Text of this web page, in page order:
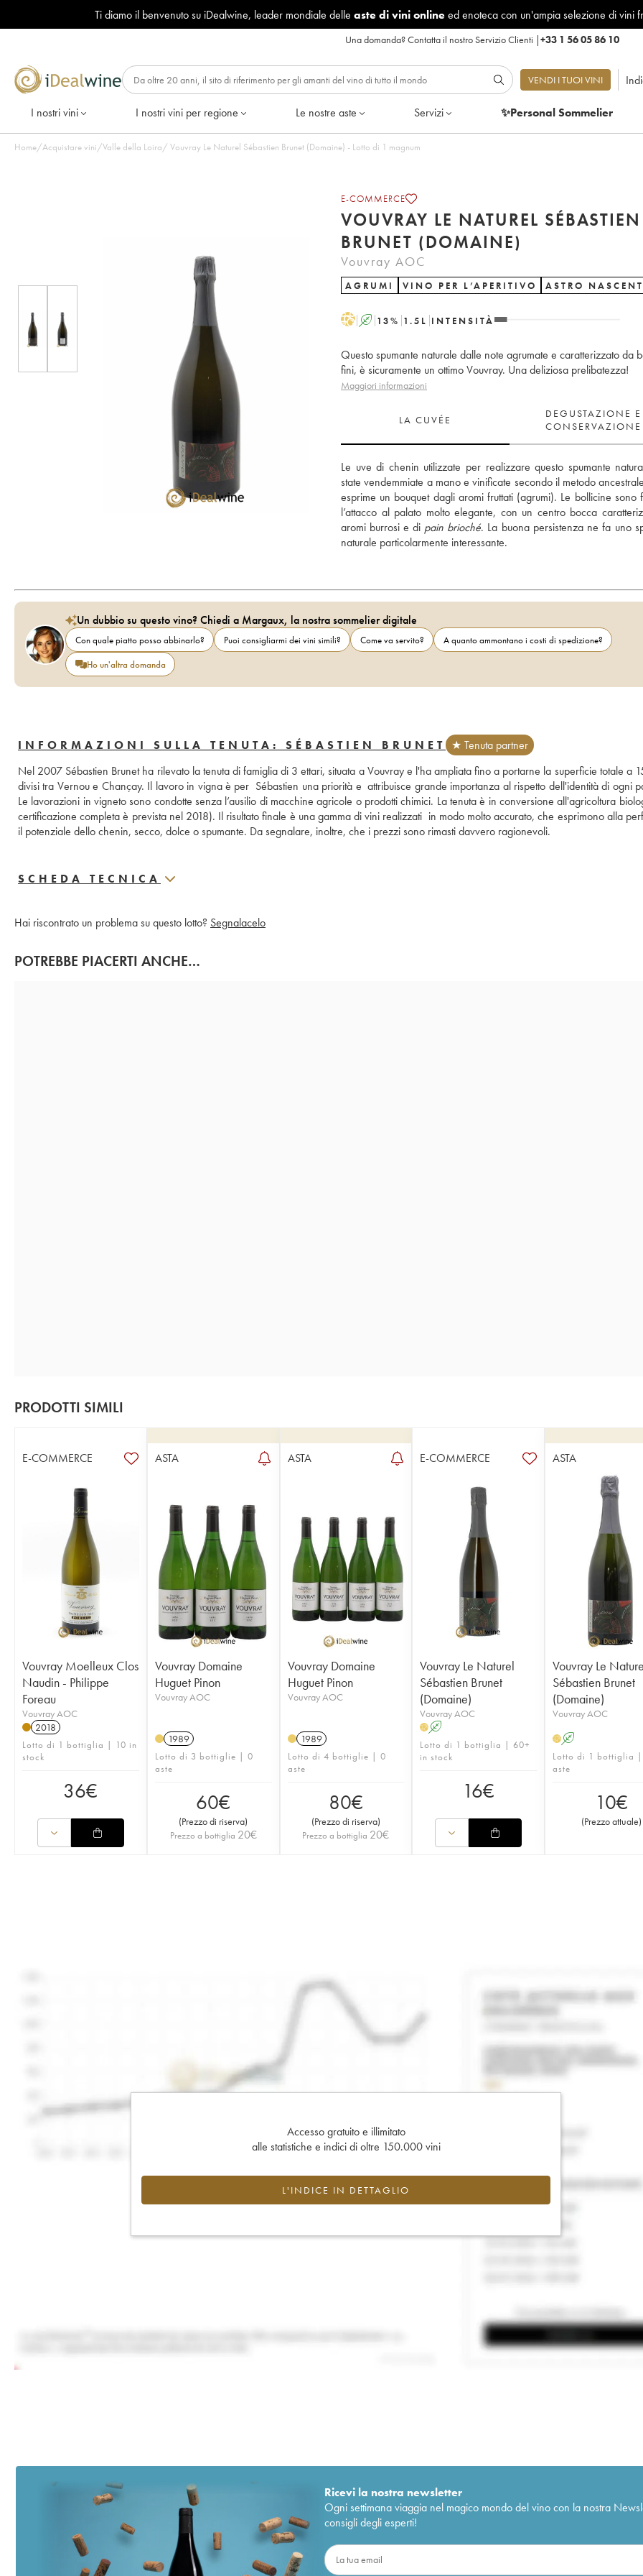
Ti diamo il benvenuto su iDealwine, leader mondiale delle aste di vini onlineed enoteca con un'ampia selezione di vini
Una domanda?Contatta il nostro Servizio Clienti |+33 1 56 05 86 10
VENDI I TUOI VINI
I nostri vini I nostri vini per regione Le nostre aste Servizi ✨Personal Sommelier
Home/Acquistare vini/Valle della Loira/ Vouvray Le Naturel Sébastien Brunet (Domaine) - Lotto di 1 magnum
E-COMMERCE
VOUVRAY LE NATUREL SÉBASTIEN
BRUNET (DOMAINE)
Vouvray AOC
AGRUMI VINO PER L’APERITIVO ASTRO
H A 13% 1.5 L INTENSITÀ
Questo spumante naturale dalle note agrumate e caratterizzato da
fini, è sicuramente un ottimo Vouvray. Una deliziosa prelibatezza!
Maggiori informazioni
LA CUVÉE
DEGUSTAZIONE E
CONSERVAZIONE
Le uve di chenin utilizzate per realizzare questo spumante
state vendemmiate a mano e vinificate secondo il metodo
esprime un bouquet dagli aromi fruttati (agrumi). Le bollicine sono
l’attacco al palato molto elegante, con un centro bocca
aromi burrosi e di pain brioché. La buona persistenza ne fa uno
naturale particolarmente interessante.
Un dubbio su questo vino? Chiedi a Margaux, la nostra sommelier digitale
Con quale piatto posso abbinarlo? Puoi consigliarmi dei vini simili? Come va servito?
A quanto ammontano i costi di spedizione?
Ho un'altra domanda
INFORMAZIONI SULLA TENUTA: SÉBASTIEN BRUNET
★ Tenuta partner
Nel 2007 Sébastien Brunet ha rilevato la tenuta di famiglia di 3 ettari, situata a Vouvray e l'ha ampliata fino a portarne la superficie totale a
divisi tra Vernou e Chançay. Il lavoro in vigna è per  Sébastien una priorità e  attribuisce grande importanza al rispetto dell'identità di ogni
Le lavorazioni in vigneto sono condotte senza l’ausilio di macchine agricole o prodotti chimici. La tenuta è in conversione all'agricoltura
certificazione completa è prevista nel 2018). Il risultato finale è una gamma di vini realizzati  in modo molto accurato, che esprimono alla
il potenziale dello chenin, secco, dolce o spumante. Da segnalare, inoltre, che i prezzi sono rimasti davvero ragionevoli.
SCHEDA TECNICA
Hai riscontrato un problema su questo lotto? Segnalacelo
POTREBBE PIACERTI ANCHE…
PRODOTTI SIMILI
E-COMMERCE
Vouvray Moelleux Clos
Naudin - Philippe
Foreau
Vouvray AOC
2018
Lotto di 1 bottiglia | 10 in
stock
36€
ASTA
Vouvray Domaine
Huguet Pinon
Vouvray AOC
1989
Lotto di 3 bottiglie | 0
aste
60€
(Prezzo di riserva)
Prezzo a bottiglia 20€
ASTA
Vouvray Domaine
Huguet Pinon
Vouvray AOC
1989
Lotto di 4 bottiglie | 0
aste
80€
(Prezzo di riserva)
Prezzo a bottiglia 20€
E-COMMERCE
Vouvray Le Naturel
Sébastien Brunet
(Domaine)
Vouvray AOC
H A
Lotto di 1 bottiglia | 60+
in stock
16€
ASTA
Vouvray Le
Sébastien Brunet
(Domaine)
Vouvray AOC
H A
Lotto di 1 bottiglia
aste
10€
(Prezzo attuale)
Accesso gratuito e illimitato
alle statistiche e indici di oltre 150.000 vini
L'INDICE IN DETTAGLIO
Ricevi la nostra newsletter
Ogni settimana viaggia nel magico mondo del vino con la nostra
consigli degli esperti!